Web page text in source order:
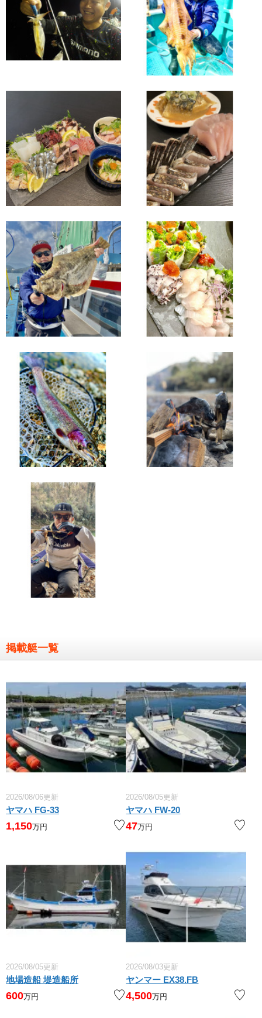
掲載艇一覧
2026/08/06更新
ヤマハ FG-33
1,150万円
2026/08/05更新
ヤマハ FW-20
47万円
2026/08/05更新
地場造船 堤造船所
600万円
2026/08/03更新
ヤンマー EX38.FB
4,500万円